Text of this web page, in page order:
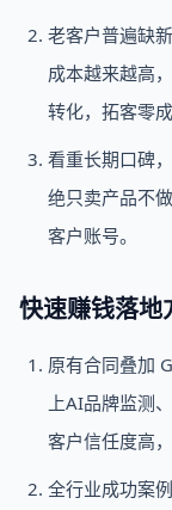
老客户普遍缺
成本越来越高
转化，拓客零成
看重长期口碑
绝只卖产品不
客户账号。
快速赚钱落地
原有合同叠加
上AI品牌监测
客户信任度高
全行业成功案